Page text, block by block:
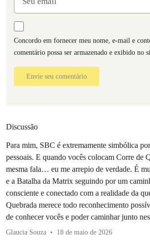
Concordo em fornecer meu nome, e-mail e
comentário possa ser armazenado e exibido no
Envie seu comentário
Discussão
Para mim, SBC é extremamente simbólica
pessoais. E quando vocês colocam Corre de
mesma fala… eu me arrepio de verdade. É
e a Batalha da Matrix seguindo por um
consciente e conectado com a realidade da
Quebrada merece todo reconhecimento
de conhecer vocês e poder caminhar junto
Glaucia Souza 18 de maio de 2026